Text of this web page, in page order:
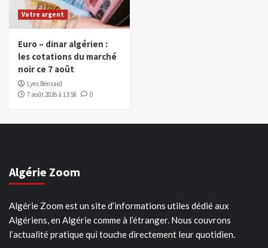
Votre argent
Euro – dinar algérien :
les cotations du marché
noir ce 7 août
Lyes Bensaïd
7 août 2026 à 13:58
0
Algérie Zoom
Algérie Zoom est un site d’informations utiles dédié aux
Algériens, en Algérie comme à l’étranger. Nous couvrons
l’actualité pratique qui touche directement leur quotidien.